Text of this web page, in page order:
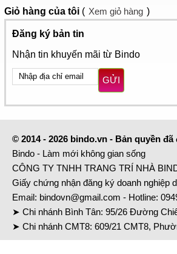
Giỏ hàng của tôi ( Xem giỏ hàng )
Đăng ký bản tin
Nhận tin khuyến mãi từ Bindo
GỬI
© 2014 - 2026 bindo.vn - Bản quyền
Bindo - Làm mới không gian sống
CÔNG TY TNHH TRANG TRÍ NHÀ
Giấy chứng nhận đăng ký doanh nghiệp
Email: bindovn@gmail.com - Hotline:
➤ Chi nhánh Bình Tân: 95/26 Đường
➤ Chi nhánh CMT8: 609/21 CMT8,